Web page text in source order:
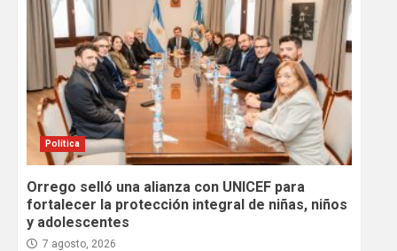
Política
Orrego selló una alianza con UNICEF para
fortalecer la protección integral de niñas, niños
y adolescentes
7 agosto, 2026